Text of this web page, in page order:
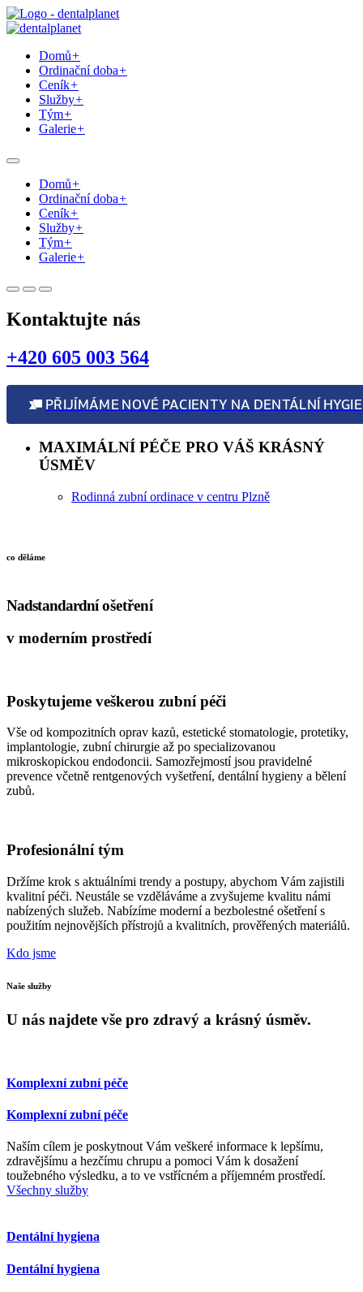
Domů+
Ordinační doba+
Ceník+
Služby+
Tým+
Galerie+
Domů+
Ordinační doba+
Ceník+
Služby+
Tým+
Galerie+
Kontaktujte nás
+420 605 003 564
MAXIMÁLNÍ PÉČE PRO VÁŠ KRÁSNÝ
ÚSMĚV
Rodinná zubní ordinace v centru Plzně
co děláme
Nadstandardníošetření
v moderním prostředí
Poskytujeme veškerou zubní péči
Vše od kompozitních oprav kazů, estetické stomatologie, protetiky,
implantologie, zubní chirurgie až po specializovanou
mikroskopickou endodoncii. Samozřejmostí jsou pravidelné
prevence včetně rentgenových vyšetření, dentální hygieny a bělení
zubů.
Profesionální tým
Držíme krok s aktuálními trendy a postupy, abychom Vám zajistili
kvalitní péči. Neustále se vzděláváme a zvyšujeme kvalitu námi
nabízených služeb. Nabízíme moderní a bezbolestné ošetření s
použitím nejnovějších přístrojů a kvalitních, prověřených materiálů.
Kdo jsme
Naše služby
U nás najdete vše pro zdravý a krásný úsměv.
Komplexní zubní péče
Komplexní zubní péče
Naším cílem je poskytnout Vám veškeré informace k lepšímu,
zdravějšímu a hezčímu chrupu a pomoci Vám k dosažení
toužebného výsledku, a to ve vstřícném a příjemném prostředí.
Všechny služby
Dentální hygiena
Dentální hygiena